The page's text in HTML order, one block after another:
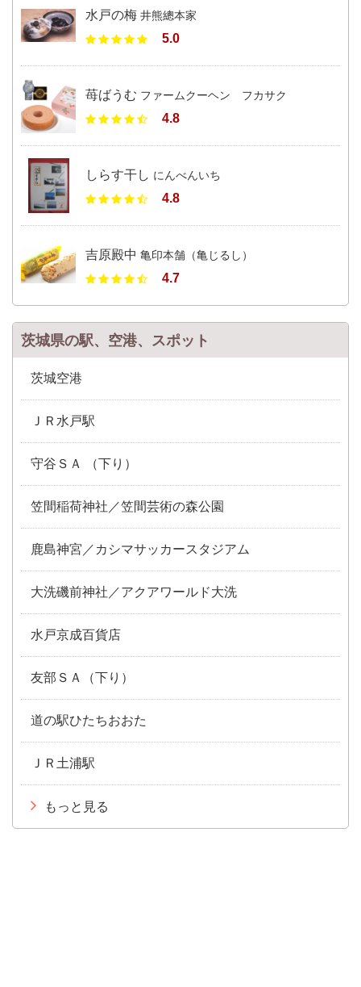
水戸の梅 井熊總本家
5.0
苺ばうむ ファームクーヘン フカサク
4.8
しらす干し にんべんいち
4.8
吉原殿中 亀印本舗（亀じるし）
4.7
茨城県の駅、空港、スポット
茨城空港
ＪＲ水戸駅
守谷ＳＡ （下り）
笠間稲荷神社／笠間芸術の森公園
鹿島神宮／カシマサッカースタジアム
大洗磯前神社／アクアワールド大洗
水戸京成百貨店
友部ＳＡ（下り）
道の駅ひたちおおた
ＪＲ土浦駅
もっと見る